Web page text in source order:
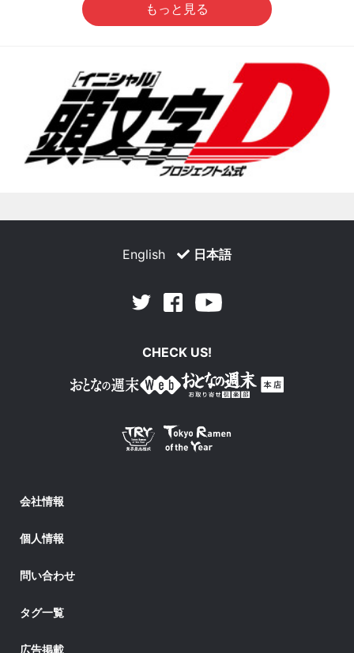
もっと見る
English 日本語
Twitter Facebook
CHECK US!
会社情報
個人情報
問い合わせ
タグ一覧
広告掲載